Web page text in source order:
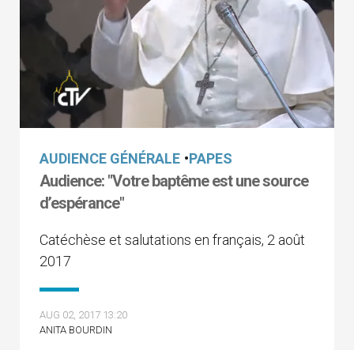
AUDIENCE GÉNÉRALE •PAPES
Audience: "Votre baptême est une source
d’espérance"
Catéchèse et salutations en français, 2 août
2017
AUG 02, 2017 13:20
ANITA BOURDIN